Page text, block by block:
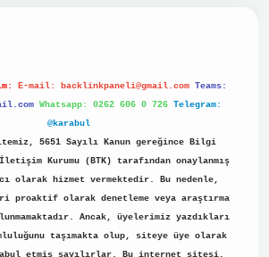
E-mail: backlinkpaneli@gmail.com Teams:
Whatsapp: 0262 606 0 726 Telegram:
@karabul
5651 Sayılı Kanun gereğince Bilgi
Kurumu (BTK) tarafından onaylanmış
olarak hizmet vermektedir. Bu nedenle,
olarak denetleme veya araştırma
Ancak, üyelerimiz yazdıkları
taşımakta olup, siteye üye olarak
etmiş sayılırlar. Bu internet sitesi,